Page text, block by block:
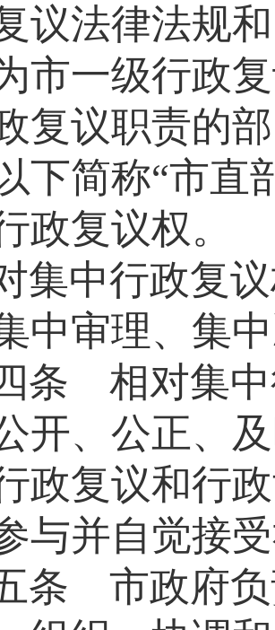
议法律法规
市一级行政
复议职责的
下简称“市直
政复议权。
集中行政复
中审理、集
条 相对集中
开、公正、
政复议和行
与并自觉接
条 市政府负